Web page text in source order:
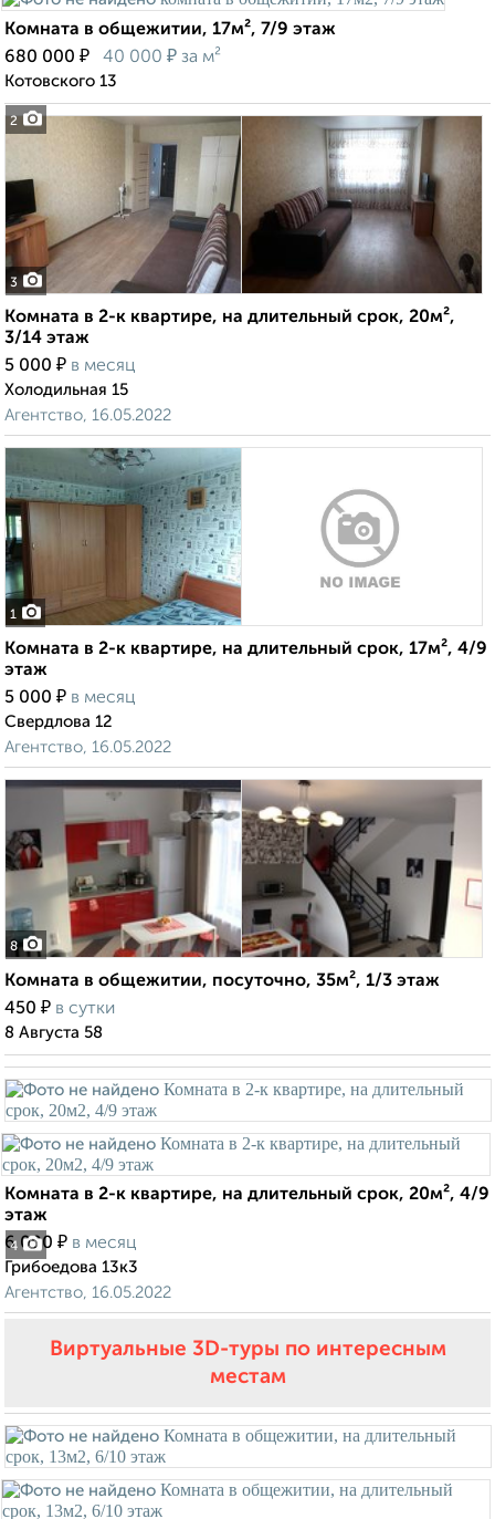
2
Комната в общежитии, 17м², 7/9 этаж
680 000 ₽ 40 000 ₽ за м²
Котовского 13
3
Комната в 2-к квартире, на длительный срок, 20м²,
3/14 этаж
5 000 ₽ в месяц
Холодильная 15
Агентство, 16.05.2022
1
Комната в 2-к квартире, на длительный срок, 17м², 4/9
этаж
5 000 ₽ в месяц
Свердлова 12
Агентство, 16.05.2022
8
Комната в общежитии, посуточно, 35м², 1/3 этаж
450 ₽ в сутки
8 Августа 58
4
Комната в 2-к квартире, на длительный срок, 20м², 4/9
этаж
6 000 ₽ в месяц
Грибоедова 13к3
Агентство, 16.05.2022
Виртуальные 3D-туры по интересным
местам